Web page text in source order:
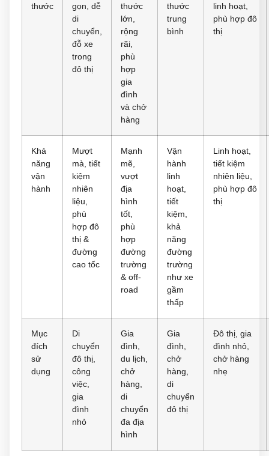
thước
gọn, dễ
di
chuyển,
đỗ xe
trong
đô thị
thước
lớn,
rộng
rãi,
phù
hợp
gia
đình
và chở
hàng
thước
trung
bình
linh hoạt,
phù hợp đô
thị
Khả
năng
vận
hành
Mượt
mà, tiết
kiệm
nhiên
liệu,
phù
hợp đô
thị &
đường
cao tốc
Mạnh
mẽ,
vượt
địa
hình
tốt,
phù
hợp
đường
trường
& off-
road
Vận
hành
linh
hoạt,
tiết
kiệm,
khả
năng
đường
trường
như xe
gầm
thấp
Linh hoạt,
tiết kiệm
nhiên liệu,
phù hợp đô
thị
Mục
đích
sử
dụng
Di
chuyển
đô thị,
công
việc,
gia
đình
nhỏ
Gia
đình,
du lịch,
chở
hàng,
di
chuyển
đa địa
hình
Gia
đình,
chở
hàng,
di
chuyển
đô thị
Đô thị, gia
đình nhỏ,
chở hàng
nhẹ